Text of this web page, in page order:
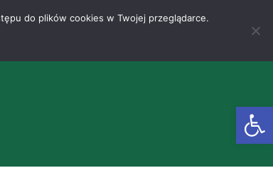
do plików cookies w Twojej przeglądarce.